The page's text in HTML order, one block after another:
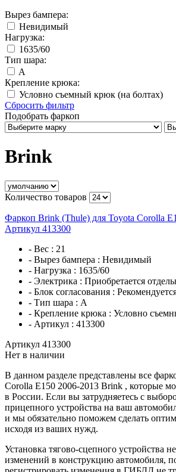
Вырез бампера:
Невидимый
Нагрузка:
1635/60
Тип шара:
A
Крепление крюка:
Условно съемный крюк (на болтах)
Сбросить фильтр
Подобрать фаркоп
Brink
Количество товаров
Фаркоп Brink (Thule) для Toyota Corolla
Артикул 413300
- Вес : 21
- Вырез бампера : Невидимый
- Нагрузка : 1635/60
- Электрика : Приобретается
- Блок согласования :
- Тип шара : A
- Крепление крюка : Условно
- Артикул : 413300
Артикул 413300
Нет в наличии
В данном разделе представлены все
Corolla E150 2006-2013 Brink , которые
в России. Если вы затрудняетесь с
прицепного устройства на ваш
и мы обязательно поможем сделать
исходя из ваших нужд.
Установка тягово-сцепного устройства
изменений в конструкцию автомобиля,